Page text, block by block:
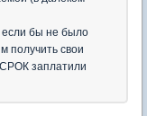
если бы не было
получить свои
заплатили